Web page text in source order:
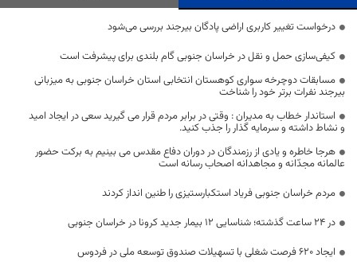
درخواست تغییر کاربری اراضی پادگان بیرجند بررسی می‌شود
کیفی‌سازی حمل و نقل در خراسان جنوبی گام بلندی برای پیشرفت است
مسابقات دوچرخه سواری کوهستان انتخابی استان خراسان جنوبی به میزبانی
بیرجند نفرات برتر خود را شناخت
استاندار خطاب به مدیران : وقتی در برابر مردم قرار می گیرید سعی در ایجاد امید
و نشاط داشته و سرمایه گذار را جذب کنید.
هرجا خاطره و یادی از رزمندگان در دوران دفاع مقدس می بینیم به برکت حضور
عالمانه مجدّانه و مجاهدانه اصحاب رسانه است
مردم خراسان جنوبی فریاد استکبارستیزی را طنین‌ انداز کردند
در 24 ساعت گذشته؛ شناسایی 12 بیمار جدید کرونا در خراسان جنوبی
ایجاد ۶۲۰ فرصت شغلی با تسهیلات صندوق توسعه ملی در فردوس